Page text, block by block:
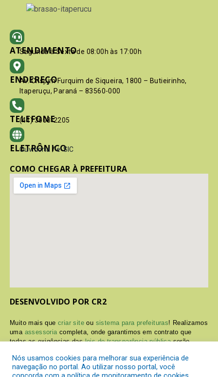
ATENDIMENTO
Segunda à Sexta de 08:00h às 17:00h
ENDEREÇO
Av. Crispim Furquim de Siqueira, 1800 – Butieirinho,
Itaperuçu, Paraná – 83560-000
TELEFONE
(41) 3603-2205
ELETRÔNICO
Ouvidoria / e-SIC
COMO CHEGAR À PREFEITURA
DESENVOLVIDO POR CR2
Muito mais quecriar site ou sistema para prefeituras! Realizamos
uma assessoria completa, onde garantimos em contrato que
todas as exigências dasleis de transparência públicaserão
Conheça oPNTPe oRadar da Transparência Pública
Nós usamos cookies para melhorar sua experiência de
navegação no portal. Ao utilizar nosso portal, você